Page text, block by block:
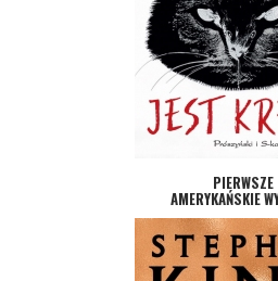
PIERWSZE
AMERYKAŃSKIE